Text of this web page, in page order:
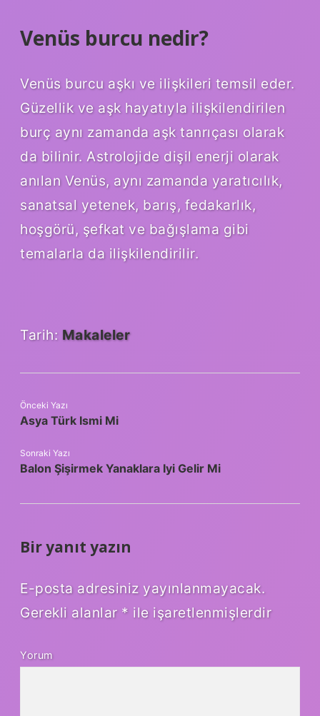
Venüs burcu nedir?
Venüs burcu aşkı ve ilişkileri temsil eder.
Güzellik ve aşk hayatıyla ilişkilendirilen
burç aynı zamanda aşk tanrıçası olarak
da bilinir. Astrolojide dişil enerji olarak
anılan Venüs, aynı zamanda yaratıcılık,
sanatsal yetenek, barış, fedakarlık,
hoşgörü, şefkat ve bağışlama gibi
temalarla da ilişkilendirilir.
Tarih: Makaleler
Önceki Yazı
Asya Türk Ismi Mi
Sonraki Yazı
Balon Şişirmek Yanaklara Iyi Gelir Mi
Bir yanıt yazın
E-posta adresiniz yayınlanmayacak.
Gerekli alanlar * ile işaretlenmişlerdir
Yorum